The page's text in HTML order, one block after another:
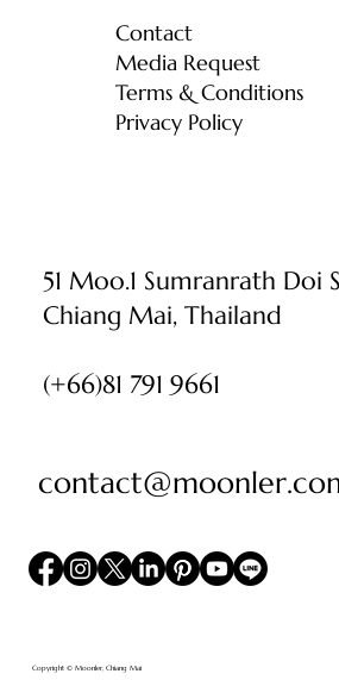
Copyright © Moonler, Chiang Mai
51 Moo.1 Sumranrath Doi
Chiang Mai, Thailand
(+66)81 791 9661
Contact
Media Request
Terms & Conditions
Privacy Policy